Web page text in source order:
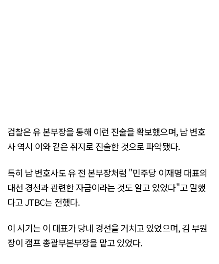
검찰은 유 본부장을 통해 이런 진술을 확보했으며, 남 변호
사 역시 이와 같은 취지로 진술한 것으로 파악됐다.
특히 남 변호사도 유 전 본부장처럼 "민주당 이재명 대표의
대선 경선과 관련한 자금이라는 것도 알고 있었다"고 말했
다고 JTBC는 전했다.
이 시기는 이 대표가 당내 경선을 거치고 있었으며, 김 부원
장이 캠프 총괄부본부장을 맡고 있었다.